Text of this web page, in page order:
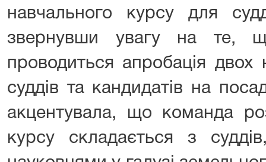
навчального курсу для
звернувши увагу на те,
проводиться апробація двох
суддів та кандидатів на
акцентувала, що команда
курсу складається з